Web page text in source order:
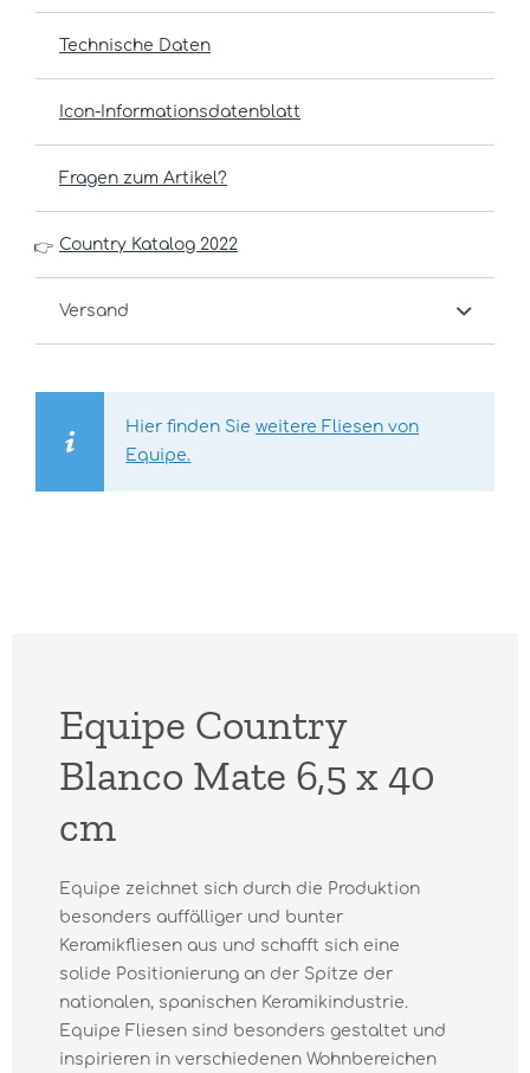
Technische Daten
Icon-Informationsdatenblatt
Fragen zum Artikel?
👉 Country Katalog 2022
Versand
Hier finden Sieweitere Fliesen von
Equipe.
Equipe Country
Blanco Mate 6,5 x 40
cm
Equipe zeichnet sich durch die Produktion
besonders auffälliger und bunter
Keramikfliesen aus und schafft sich eine
solide Positionierung an der Spitze der
nationalen, spanischen Keramikindustrie.
Equipe Fliesen sind besonders gestaltet und
inspirieren in verschiedenen Wohnbereichen